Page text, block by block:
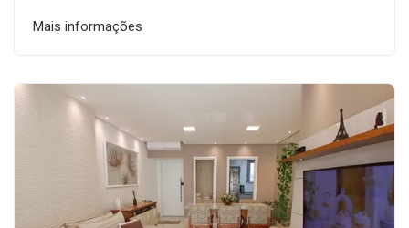
Mais informações